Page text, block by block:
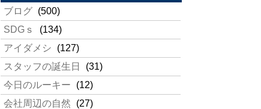
ブログ (500)
SDGｓ
(134)
アイダメシ
(127)
スタッフの誕生日
(31)
今日のルーキー
(12)
会社周辺の自然
(27)